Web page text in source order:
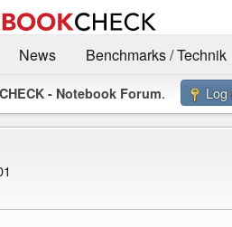
News Benchmarks / Technik
- Notebook Forum. Log